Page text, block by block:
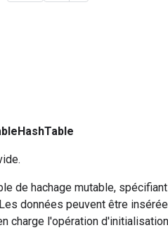
de hachage mutable,
données peuvent être
charge l'opération